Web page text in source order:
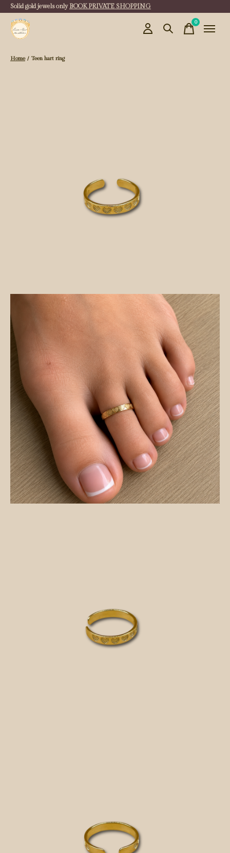
Solid gold jewels only BOOK PRIVATE SHOPPING
0items
Home / Teen hart ring